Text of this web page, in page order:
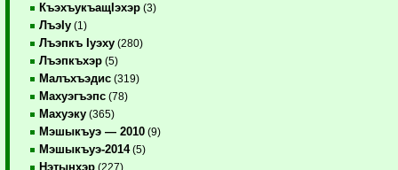
КъэхъукъащIэхэр (3)
ЛъэIу (1)
Лъэпкъ Iуэху (280)
Лъэпкъхэр (5)
Малъхъэдис (319)
Махуэгъэпс (78)
Махуэку (365)
Мэшыкъуэ — 2010 (9)
Мэшыкъуэ-2014(5)
Нэтынхэр (227)